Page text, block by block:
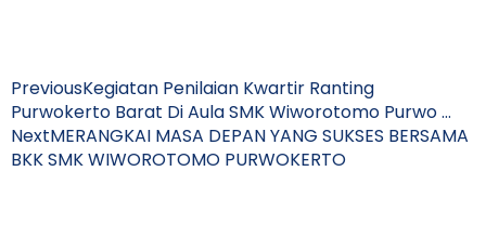
PreviousKegiatan Penilaian Kwartir Ranting
Purwokerto Barat Di Aula SMK Wiworotomo Purwo …
NextMERANGKAI MASA DEPAN YANG SUKSES BERSAMA
BKK SMK WIWOROTOMO PURWOKERTO